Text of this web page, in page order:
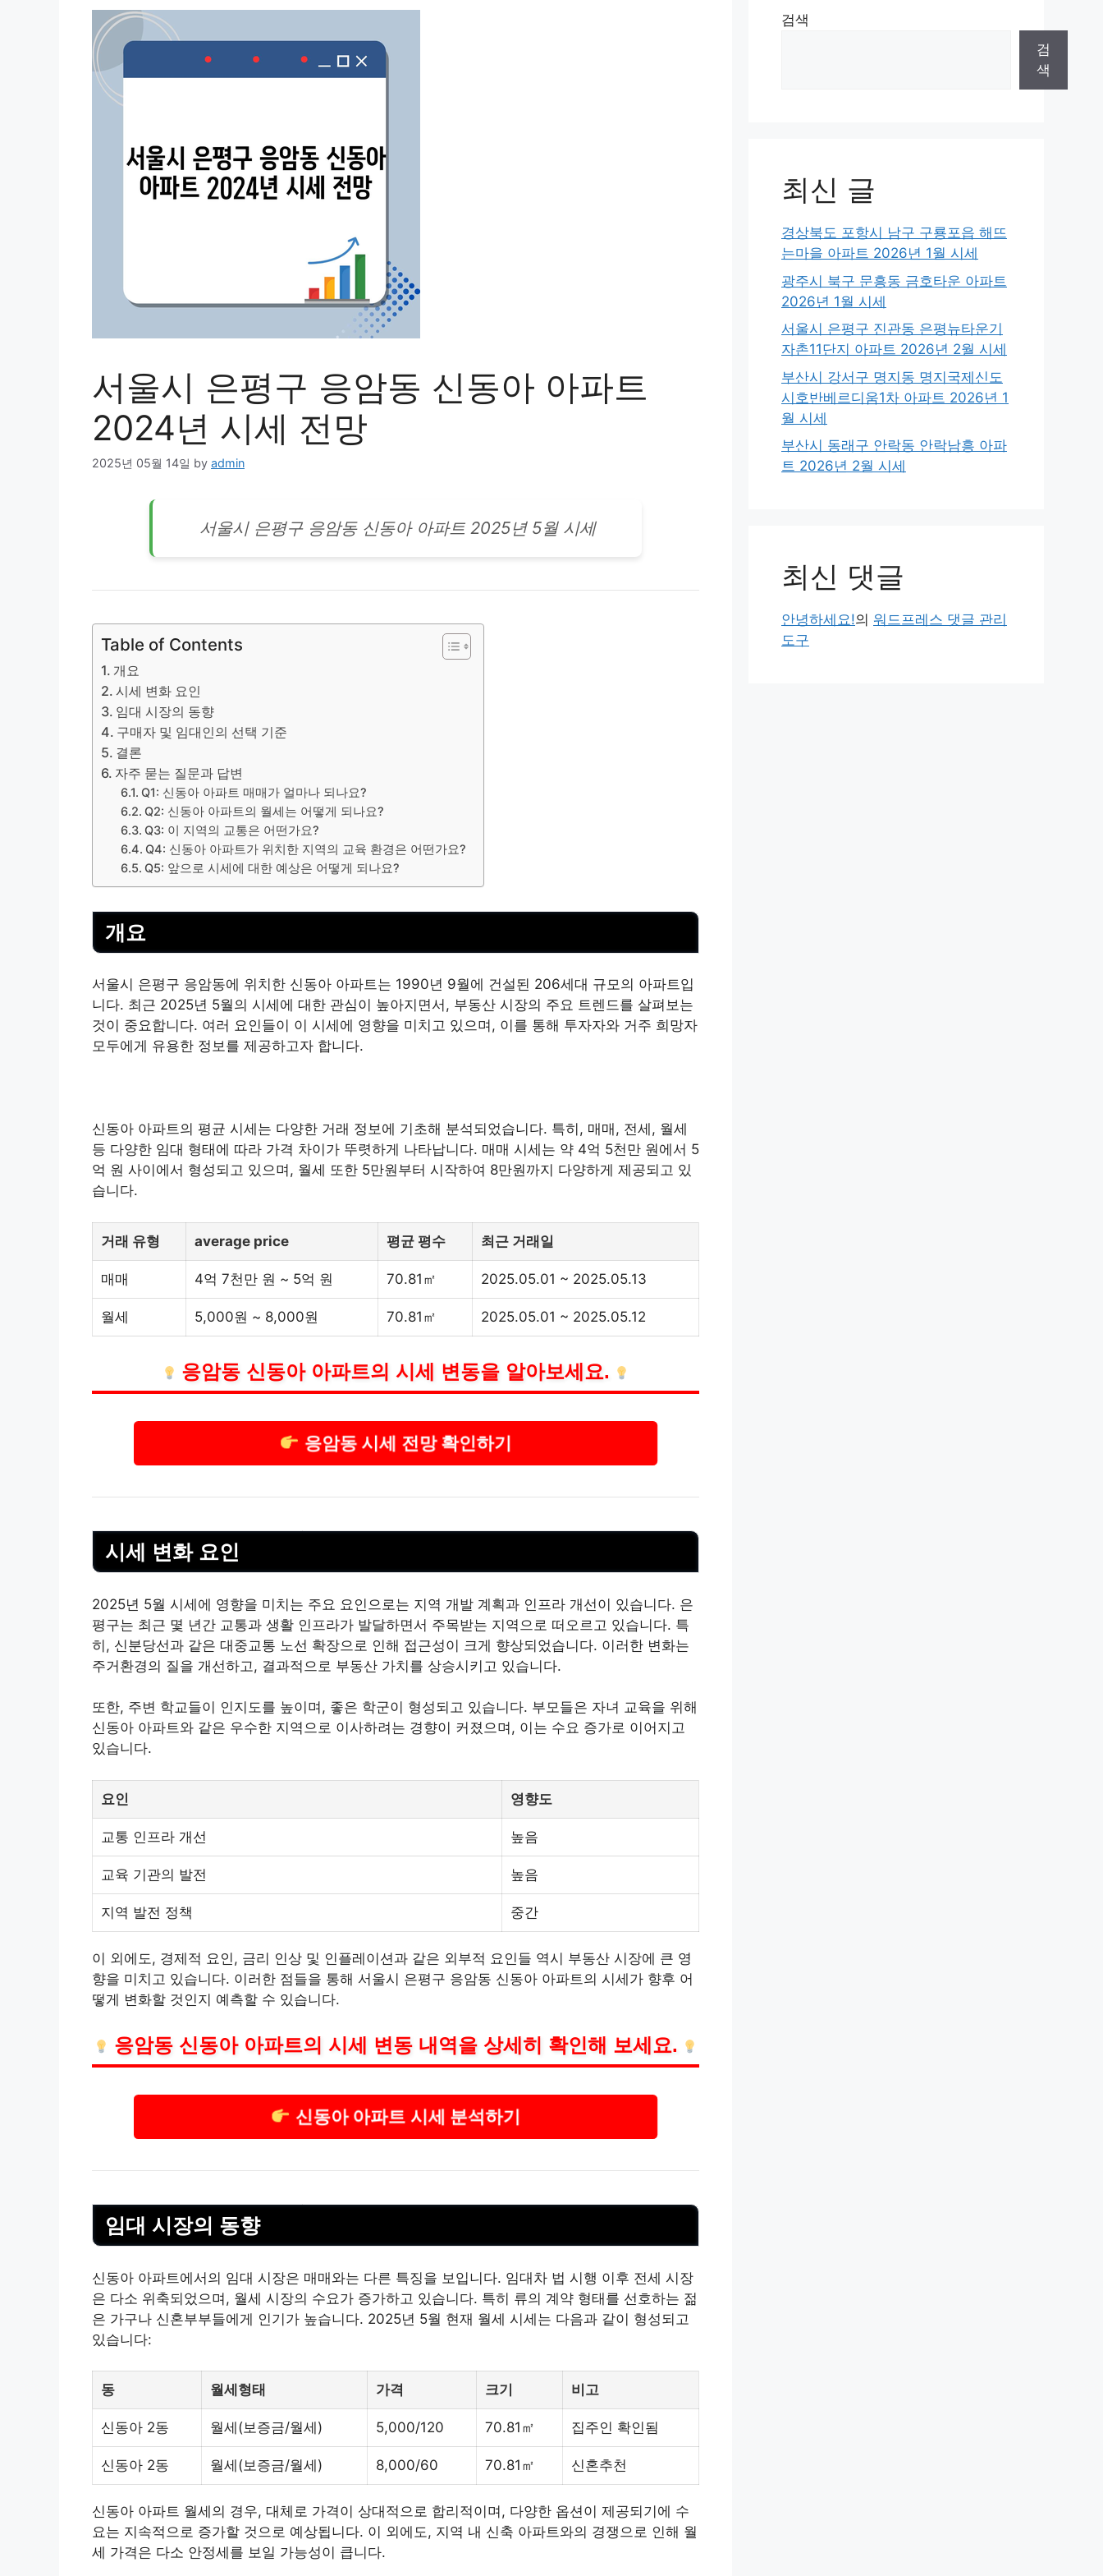
서울시 은평구 응암동 신동아 아파트
2024년 시세 전망
2025년 05월 14일 by admin
서울시 은평구 응암동 신동아 아파트2025년 5월 시세
Table of Contents
개요
시세 변화 요인
임대 시장의 동향
구매자 및 임대인의 선택 기준
결론
자주 묻는 질문과 답변
Q1: 신동아 아파트 매매가 얼마나 되나요?
Q2: 신동아 아파트의 월세는 어떻게 되나요?
Q3: 이 지역의 교통은 어떤가요?
Q4: 신동아 아파트가 위치한 지역의 교육 환경은 어떤가요?
Q5: 앞으로 시세에 대한 예상은 어떻게 되나요?
개요
서울시 은평구 응암동에 위치한 신동아 아파트는 1990년 9월에 건설된 206세대 규모의 아파트입
니다. 최근 2025년 5월의 시세에 대한 관심이 높아지면서, 부동산 시장의 주요 트렌드를 살펴보는
것이 중요합니다. 여러 요인들이 이 시세에 영향을 미치고 있으며, 이를 통해 투자자와 거주 희망자
모두에게 유용한 정보를 제공하고자 합니다.
신동아 아파트의 평균 시세는 다양한 거래 정보에 기초해 분석되었습니다. 특히, 매매, 전세, 월세
등 다양한 임대 형태에 따라 가격 차이가 뚜렷하게 나타납니다. 매매 시세는 약 4억 5천만 원에서 5
억 원 사이에서 형성되고 있으며, 월세 또한 5만원부터 시작하여 8만원까지 다양하게 제공되고 있
습니다.
거래 유형 average price 평균 평수 최근 거래일
매매 4억 7천만 원 ~ 5억 원 70.81㎡ 2025.05.01 ~ 2025.05.13
월세 5,000원 ~ 8,000원 70.81㎡ 2025.05.01 ~ 2025.05.12
응암동 신동아 아파트의 시세 변동을 알아보세요.
응암동 시세 전망 확인하기
시세 변화 요인
2025년 5월 시세에 영향을 미치는 주요 요인으로는 지역 개발 계획과 인프라 개선이 있습니다. 은
평구는 최근 몇 년간 교통과 생활 인프라가 발달하면서 주목받는 지역으로 떠오르고 있습니다. 특
히, 신분당선과 같은 대중교통 노선 확장으로 인해 접근성이 크게 향상되었습니다. 이러한 변화는
주거환경의 질을 개선하고, 결과적으로 부동산 가치를 상승시키고 있습니다.
또한, 주변 학교들이 인지도를 높이며, 좋은 학군이 형성되고 있습니다. 부모들은 자녀 교육을 위해
신동아 아파트와 같은 우수한 지역으로 이사하려는 경향이 커졌으며, 이는 수요 증가로 이어지고
있습니다.
요인 영향도
교통 인프라 개선 높음
교육 기관의 발전 높음
지역 발전 정책 중간
이 외에도, 경제적 요인, 금리 인상 및 인플레이션과 같은 외부적 요인들 역시 부동산 시장에 큰 영
향을 미치고 있습니다. 이러한 점들을 통해 서울시 은평구 응암동 신동아 아파트의 시세가 향후 어
떻게 변화할 것인지 예측할 수 있습니다.
응암동 신동아 아파트의 시세 변동 내역을 상세히 확인해 보세요.
신동아 아파트 시세 분석하기
임대 시장의 동향
신동아 아파트에서의 임대 시장은 매매와는 다른 특징을 보입니다. 임대차 법 시행 이후 전세 시장
은 다소 위축되었으며, 월세 시장의 수요가 증가하고 있습니다. 특히 류의 계약 형태를 선호하는 젊
은 가구나 신혼부부들에게 인기가 높습니다. 2025년 5월 현재 월세 시세는 다음과 같이 형성되고
있습니다:
동 월세형태 가격 크기 비고
신동아 2동 월세(보증금/월세) 5,000/120 70.81㎡ 집주인 확인됨
신동아 2동 월세(보증금/월세) 8,000/60 70.81㎡ 신혼추천
신동아 아파트 월세의 경우, 대체로 가격이 상대적으로 합리적이며, 다양한 옵션이 제공되기에 수
요는 지속적으로 증가할 것으로 예상됩니다. 이 외에도, 지역 내 신축 아파트와의 경쟁으로 인해 월
세 가격은 다소 안정세를 보일 가능성이 큽니다.
검색
검
색
최신 글
경상북도 포항시 남구 구룡포읍 해뜨
는마을 아파트 2026년 1월 시세
광주시 북구 문흥동 금호타운 아파트
2026년 1월 시세
서울시 은평구 진관동 은평뉴타운기
자촌11단지 아파트 2026년 2월 시세
부산시 강서구 명지동 명지국제신도
시호반베르디움1차 아파트 2026년 1
월 시세
부산시 동래구 안락동 안락남흥 아파
트 2026년 2월 시세
최신 댓글
안녕하세요!의 워드프레스 댓글 관리
도구